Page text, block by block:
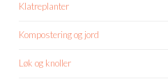
Klatreplanter
Kompostering og jord
Løk og knoller